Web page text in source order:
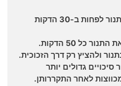
חשוב: לא פותחים את התנור לפחות ב-30 הדקות
כל 50 הדקות.
ולהציץ רק דרך הזכוכית.
גדולים יותר
לאחר התקררותן.